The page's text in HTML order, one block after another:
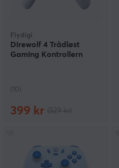
Flydigi
Direwolf 4 Trådløst
Gaming Kontrollern
(10)
399 kr